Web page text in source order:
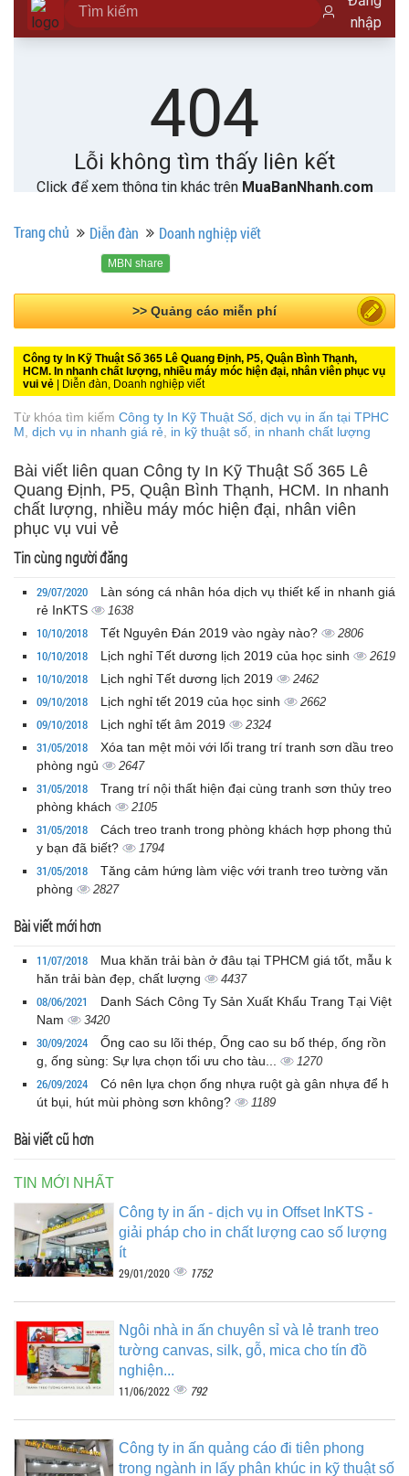
Trang chủ Diễn đàn Doanh nghiệp viết
MBN share
>> Bài PR miễn phí
Công ty In Kỹ Thuật Số 365 Lê Quang Định, P5, Quận Bình Thạnh,
HCM. In nhanh chất lượng, nhiều máy móc hiện đại, nhân viên phục vụ
vui vẻ | Diễn đàn, Doanh nghiệp viết
Từ khóa tìm kiếm Công ty In Kỹ Thuật Số dịch vụ in ấn tại TPHC
M dịch vụ in nhanh giá rẻ in kỹ thuật số in nhanh chất lượng
Bài viết liên quan Công ty In Kỹ Thuật Số 365 Lê
Quang Định, P5, Quận Bình Thạnh, HCM. In nhanh
chất lượng, nhiều máy móc hiện đại, nhân viên
phục vụ vui vẻ
Tin cùng người đăng
29/07/2020
Làn sóng cá nhân hóa dịch vụ thiết kế in nhanh giá
rẻ InKTS
1638
10/10/2018 Tết Nguyên Đán 2019 vào ngày nào? 2806
10/10/2018 Lịch nghỉ Tết dương lịch 2019 của học sinh 2619
10/10/2018 Lịch nghỉ Tết dương lịch 2019 2462
09/10/2018 Lịch nghỉ tết 2019 của học sinh 2662
09/10/2018 Lịch nghỉ tết âm 2019 2324
31/05/2018
Xóa tan mệt mỏi với lối trang trí tranh sơn dầu treo
phòng ngủ
2647
31/05/2018
Trang trí nội thất hiện đại cùng tranh sơn thủy treo
phòng khách
2105
31/05/2018
Cách treo tranh trong phòng khách hợp phong thủ
y bạn đã biết?
1794
31/05/2018
Tăng cảm hứng làm việc với tranh treo tường văn
phòng
2827
Bài viết mới hơn
11/07/2018
Mua khăn trải bàn ở đâu tại TPHCM giá tốt, mẫu k
hăn trải bàn đẹp, chất lượng
4437
08/06/2021
Danh Sách Công Ty Sản Xuất Khẩu Trang Tại Việt
Nam
3420
30/09/2024
Ống cao su lõi thép, Ống cao su bố thép, ống rồn
g, ống sùng: Sự lựa chọn tối ưu cho tàu...
1270
26/09/2024
Có nên lựa chọn ống nhựa ruột gà gân nhựa để h
út bụi, hút mùi phòng sơn không?
1189
Bài viết cũ hơn
TIN MỚI NHẤT
Công ty in ấn - dịch vụ in Offset InKTS -
giải pháp cho in chất lượng cao số lượng
ít
29/01/2020 1752
Ngôi nhà in ấn chuyên sỉ và lẻ tranh treo
tường canvas, silk, gỗ, mica cho tín đồ
nghiện...
11/06/2022 792
Công ty in ấn quảng cáo đi tiên phong
trong ngành in lấy phân khúc in kỹ thuật số